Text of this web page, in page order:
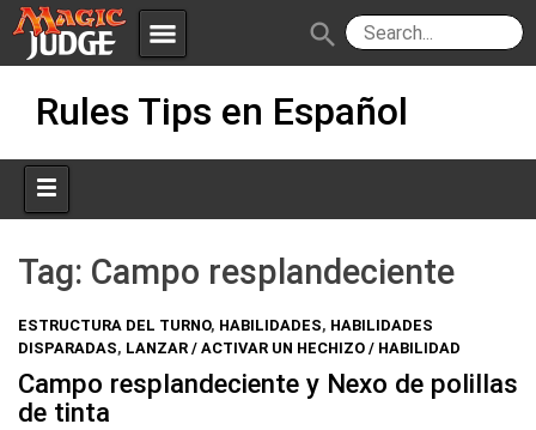
menu
Apps JudgeApps
Forum
Judges
Policies IPG
JAR
search
Rules Tips en Español
Tag: Campo resplandeciente
ESTRUCTURA DEL TURNO, HABILIDADES, HABILIDADES
DISPARADAS, LANZAR / ACTIVAR UN HECHIZO / HABILIDAD
Campo resplandeciente y Nexo de polillas
de tinta